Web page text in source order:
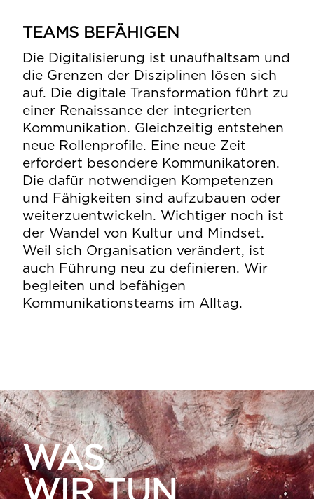
TEAMS BEFÄHIGEN
Die Digitalisierung ist unaufhaltsam und
die Grenzen der Disziplinen lösen sich
auf. Die digitale Transformation führt zu
einer Renaissance der integrierten
Kommunikation. Gleichzeitig entstehen
neue Rollenprofile. Eine neue Zeit
erfordert besondere Kommunikatoren.
Die dafür notwendigen Kompetenzen
und Fähigkeiten sind aufzubauen oder
weiterzuentwickeln. Wichtiger noch ist
der Wandel von Kultur und Mindset.
Weil sich Organisation verändert, ist
auch Führung neu zu definieren. Wir
begleiten und befähigen
Kommunikationsteams im Alltag.
WAS